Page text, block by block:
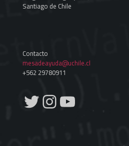
Santiago de Chile
Contacto
mesadeayuda@uchile.cl
+562 29780911
Twitter
Instagram
YouTube